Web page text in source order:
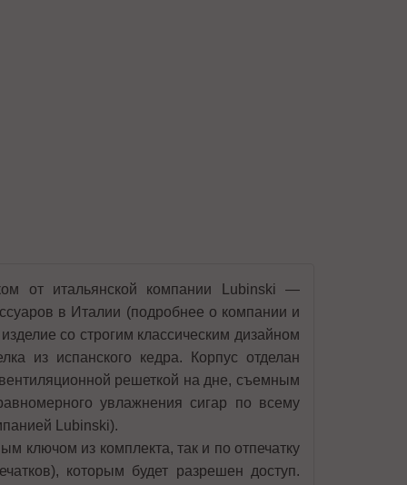
от итальянской компании Lubinski —
в Италии (подробнее о компании и
со строгим классическим дизайном
из испанского кедра. Корпус отделан
решеткой на дне, съемным
увлажнения сигар по всему
Lubinski).
ключом из комплекта, так и по отпечатку
которым будет разрешен доступ.